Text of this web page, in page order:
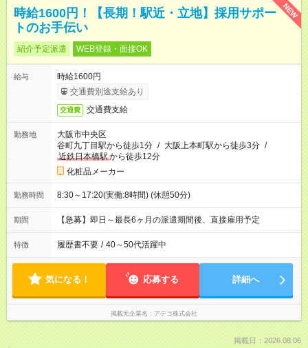
NEW
時給1600円！【長期！駅近・立地】採用サポー
トのお手伝い
紹介予定派遣 WEB登録・面接OK
給与
時給1600円
交通費別途支給あり
交通費 交通費支給
勤務地
大阪市中央区
谷町九丁目駅から徒歩1分 / 大阪上本町駅から徒歩3分 /
近鉄日本橋駅から徒歩12分
化粧品メーカー
勤務時間 8:30～17:20(実働:8時間) (休憩50分)
期間 【急募】即日～最長6ヶ月の派遣期間後、直接雇用予定
特徴 履歴書不要 / 40～50代活躍中
気になる！ 応募する 詳細へ
掲載元企業名 アデコ株式会社
掲載日：2026.08.06